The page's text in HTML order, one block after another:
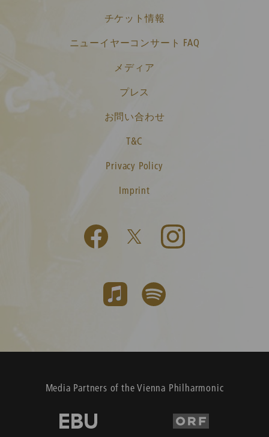
チケット情報
ニューイヤーコンサート FAQ
メディア
プレス
お問い合わせ
T&C
Privacy Policy
Imprint
Media Partners of the Vienna Philharmonic